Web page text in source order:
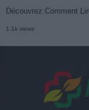
Découvrez Comment
1.1k views